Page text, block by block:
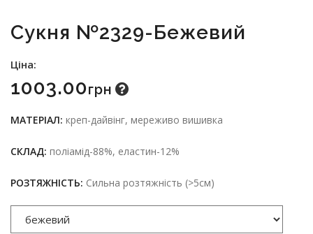
Сукня №2329-Бежевий
Ціна:
1003.00Грн
МАТЕРІАЛ: креп-дайвінг, мереживо вишивка
СКЛАД: поліамід-88%, еластин-12%
РОЗТЯЖНІСТЬ: Сильна розтяжність (>5см)